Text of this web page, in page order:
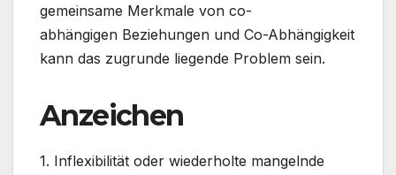
gemeinsame Merkmale von co-
abhängigen Beziehungen und Co-Abhängigkeit
kann das zugrunde liegende Problem sein.
Anzeichen
1. Inflexibilität oder wiederholte mangelnde